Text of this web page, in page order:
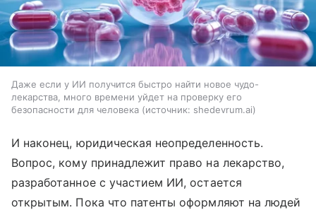
Даже если у ИИ получится быстро найти новое чудо-
лекарства, много времени уйдет на проверку его
безопасности для человека
источник: shedevrum.ai
И наконец, юридическая неопределенность.
Вопрос, кому принадлежит право на лекарство,
разработанное с участием ИИ, остается
открытым. Пока что патенты оформляют на людей